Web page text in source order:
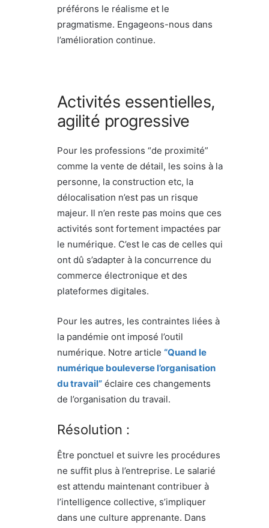
préférons le réalisme et le
pragmatisme. Engageons-nous dans
l’amélioration continue.
Activités essentielles,
agilité progressive
Pour les professions “de proximité”
comme la vente de détail, les soins à la
personne, la construction etc, la
délocalisation n’est pas un risque
majeur. Il n’en reste pas moins que ces
activités sont fortement impactées par
le numérique. C’est le cas de celles qui
ont dû s’adapter à la concurrence du
commerce électronique et des
plateformes digitales.
Pour les autres, les contraintes liées à
la pandémie ont imposé l’outil
numérique. Notre article “Quand le
numérique bouleverse l’organisation
du travail” éclaire ces changements
de l’organisation du travail.
Résolution :
Être ponctuel et suivre les procédures
ne suffit plus à l’entreprise. Le salarié
est attendu maintenant contribuer à
l’intelligence collective, s’impliquer
dans une culture apprenante. Dans